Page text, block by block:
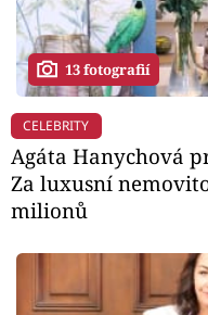
13 fotografií
CELEBRITY
Agáta Hanychová
Za luxusní
milionů